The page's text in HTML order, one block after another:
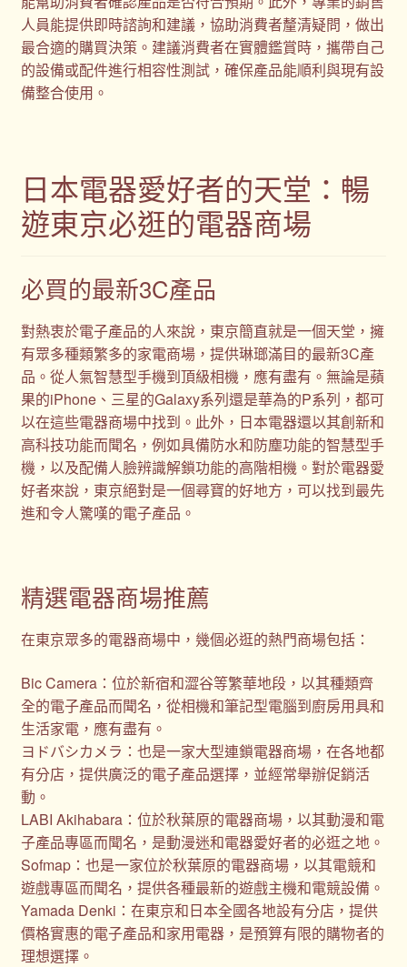
人員能提供即時諮詢和建議，協助消費者釐清疑問，做出
最合適的購買決策。建議消費者在實體鑑賞時，攜帶自己
的設備或配件進行相容性測試，確保產品能順利與現有設
備整合使用。
日本電器愛好者的天堂：暢
遊東京必逛的電器商場
必買的最新3C產品
對熱衷於電子產品的人來說，東京簡直就是一個天堂，擁
有眾多種類繁多的家電商場，提供琳瑯滿目的最新3C產
品。從人氣智慧型手機到頂級相機，應有盡有。無論是蘋
果的iPhone、三星的Galaxy系列還是華為的P系列，都可
以在這些電器商場中找到。此外，日本電器還以其創新和
高科技功能而聞名，例如具備防水和防塵功能的智慧型手
機，以及配備人臉辨識解鎖功能的高階相機。對於電器愛
好者來說，東京絕對是一個尋寶的好地方，可以找到最先
進和令人驚嘆的電子產品。
精選電器商場推薦
在東京眾多的電器商場中，幾個必逛的熱門商場包括：
Bic Camera：位於新宿和澀谷等繁華地段，以其種類齊
全的電子產品而聞名，從相機和筆記型電腦到廚房用具和
生活家電，應有盡有。
ヨドバシカメラ：也是一家大型連鎖電器商場，在各地都
有分店，提供廣泛的電子產品選擇，並經常舉辦促銷活
動。
LABI Akihabara：位於秋葉原的電器商場，以其動漫和電
子產品專區而聞名，是動漫迷和電器愛好者的必逛之地。
Sofmap：也是一家位於秋葉原的電器商場，以其電競和
遊戲專區而聞名，提供各種最新的遊戲主機和電競設備。
Yamada Denki：在東京和日本全國各地設有分店，提供
價格實惠的電子產品和家用電器，是預算有限的購物者的
理想選擇。